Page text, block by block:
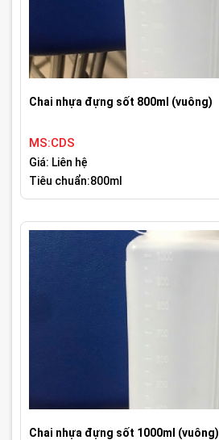
Chai nhựa đựng sốt 800ml (vuông)
MS:CDS
Giá: Liên hệ
Tiêu chuẩn:800ml
Chai nhựa đựng sốt 1000ml (vuông)